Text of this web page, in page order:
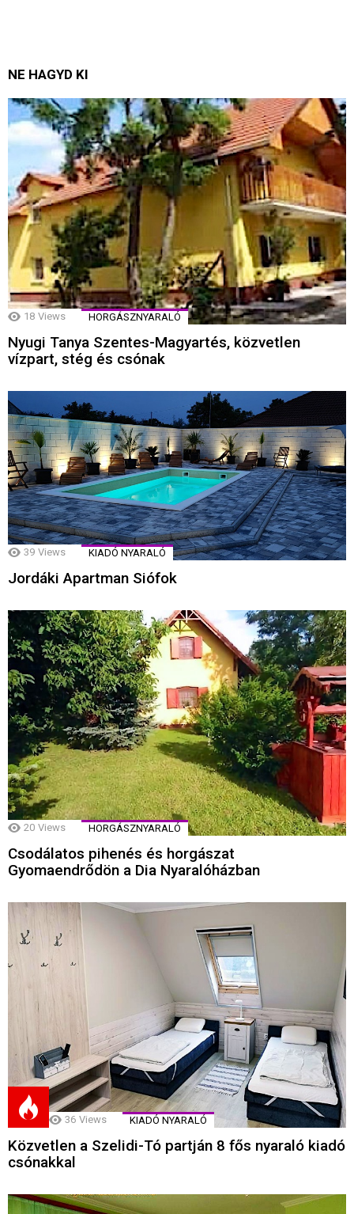
NE HAGYD KI
18 Views HORGÁSZNYARALÓ
Nyugi Tanya Szentes-Magyartés, közvetlen
vízpart, stég és csónak
39 Views KIADÓ NYARALÓ
Jordáki Apartman Siófok
20 Views HORGÁSZNYARALÓ
Csodálatos pihenés és horgászat
Gyomaendrődön a Dia Nyaralóházban
36 Views KIADÓ NYARALÓ
Közvetlen a Szelidi-Tó partján 8 fős nyaraló kiadó
csónakkal